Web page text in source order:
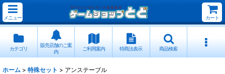
メニュー カート
カテゴリ
販売店舗のご案
内
ご利用案内 特商法表示 商品検索
ホーム > 特殊セット > アンステーブル